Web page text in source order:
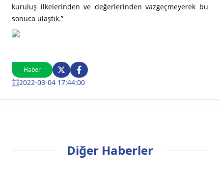
Haber
2022-03-04 17:44:00
kuruluş ilkelerinden ve değerlerinden vazgeçmeyerek bu
sonuca ulaştık.”
Diğer Haberler